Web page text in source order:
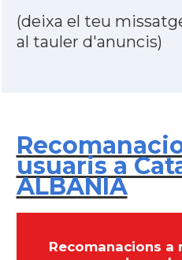
(deixa el teu
al tauler d'anuncis)
usuaris a
ALBANIA
Recomanacions a